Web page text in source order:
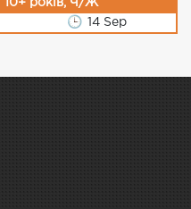
10+ років, Ч/Ж
🕒 14 Sep